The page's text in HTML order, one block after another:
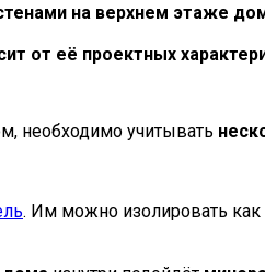
на верхнем этаже
от её проектных
необходимо учитывать
. Им можно изолировать как